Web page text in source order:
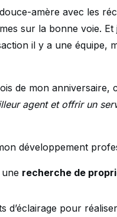
amère avec les
sur la bonne voie.
il y a une équipe,
de mon anniversaire,
agent et offrir un
développement
recherche de
d’éclairage pour